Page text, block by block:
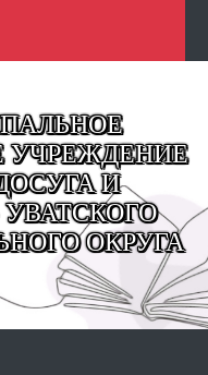
И
ОКРУГА